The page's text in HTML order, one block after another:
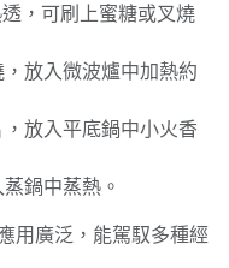
，可刷上蜜糖或叉燒
放入微波爐中加熱約
放入平底鍋中小火香
鍋中蒸熱。
用廣泛，能駕馭多種經